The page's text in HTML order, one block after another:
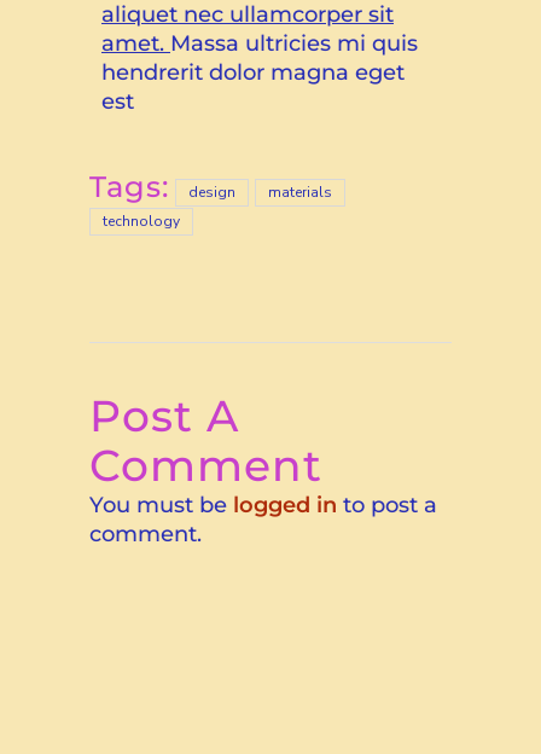
aliquet nec ullamcorper sit
amet. Massa ultricies mi quis
hendrerit dolor magna eget
est
Tags: design
materials
technology
Post A
Comment
You must be logged in to post a
comment.